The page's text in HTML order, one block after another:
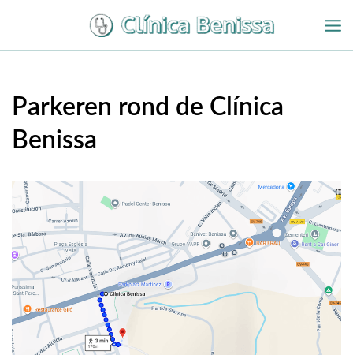
inhoud
Parkeren rond de Clínica
Benissa